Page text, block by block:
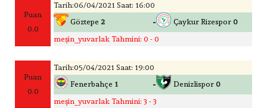
Puan
0.0
Tarih:06/04/2021 Saat: 16:00
Göztepe 2 - Çaykur Rizespor 0
meşin_yuvarlak Tahmini: 0 - 0
Puan
0.0
Tarih:05/04/2021 Saat: 19:00
Fenerbahçe 1 - Denizlispor 0
meşin_yuvarlak Tahmini: 3 - 3